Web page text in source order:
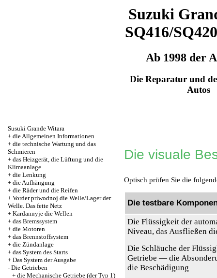
Suzuki
SQ416/
Ab 1998 der
Die Reparatur und
Autos
Susuki Grande Witara
+ die Allgemeinen Informationen
+ die technische Wartung und das
Schmieren
+ das Heizgerät, die Lüftung und die
Klimaanlage
+ die Lenkung
+ die Aufhängung
+ die Räder und die Reifen
+ Vorder priwodnoj die Welle/Lager der
Welle. Das fette Netz
+ Kardannyje die Wellen
+ das Bremssystem
+ die Motoren
+ das Brennstoffsystem
+ die Zündanlage
+ das System des Starts
+ Das System der Ausgabe
- Die Getrieben
+ die Mechanische Getriebe (der Typ 1)
Die visuale
Optisch prüfen Sie die
Die testbare
Die Flüssigkeit der
Niveau, das Ausfließen
Die Schläuche der
Getriebe — die
die Beschädigung